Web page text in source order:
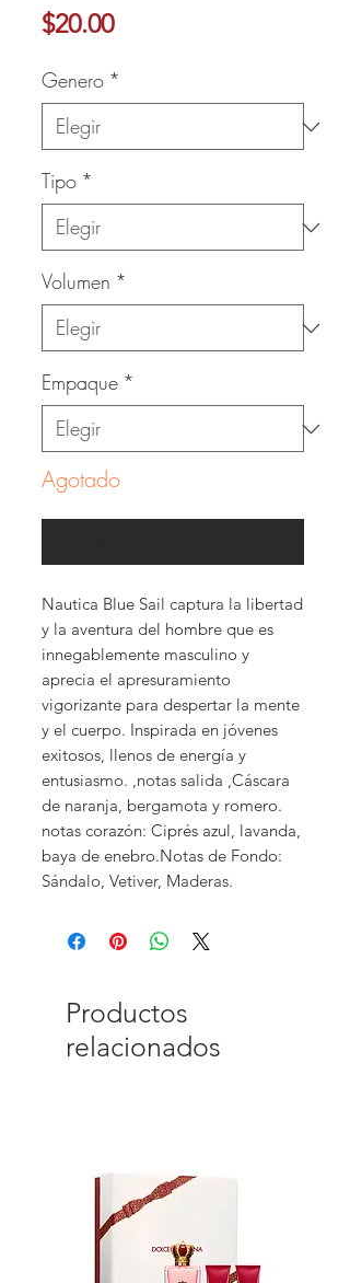
$20.00Precio
Genero *
Tipo *
Volumen *
Empaque *
Agotado
Nautica Blue Sail captura la libertad
y la aventura del hombre que es
innegablemente masculino y
aprecia el apresuramiento
vigorizante para despertar la mente
y el cuerpo. Inspirada en jóvenes
exitosos, llenos de energía y
entusiasmo. ,notas salida ,Cáscara
de naranja, bergamota y romero.
notas corazón: Ciprés azul, lavanda,
baya de enebro.Notas de Fondo:
Sándalo, Vetiver, Maderas.
Productos
relacionados